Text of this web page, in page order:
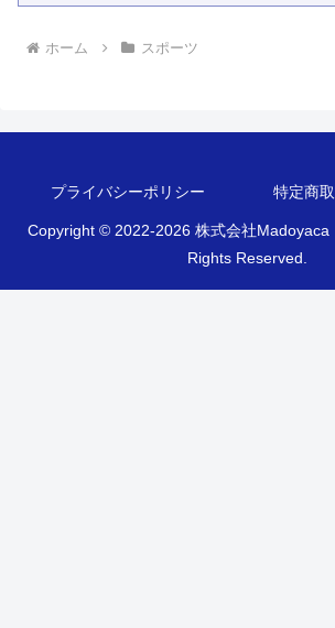
ホーム スポーツ
プライバシーポリシー 特定商
Copyright © 2022-2026 株式会社Madoyaca
Rights Reserved.